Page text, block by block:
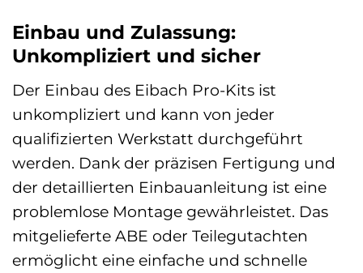
Einbau und Zulassung:
Unkompliziert und sicher
Der Einbau des Eibach Pro-Kits ist
unkompliziert und kann von jeder
qualifizierten Werkstatt durchgeführt
werden. Dank der präzisen Fertigung und
der detaillierten Einbauanleitung ist eine
problemlose Montage gewährleistet. Das
mitgelieferte ABE oder Teilegutachten
ermöglicht eine einfache und schnelle